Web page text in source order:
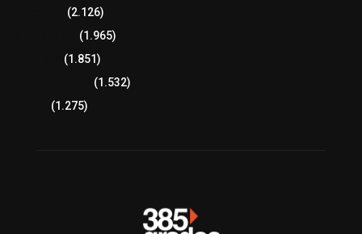
(2.126)
(1.965)
(1.851)
(1.532)
(1.275)